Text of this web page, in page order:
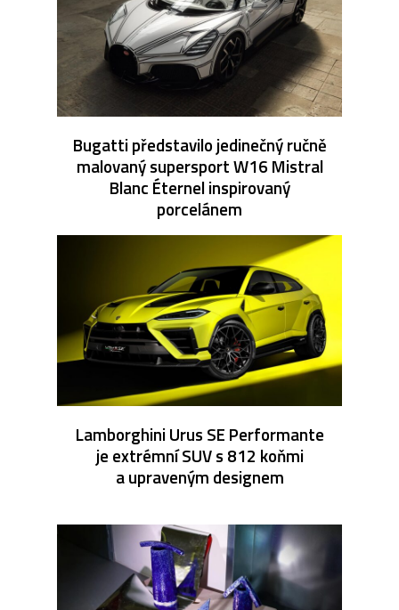
Bugatti představilo jedinečný ručně
malovaný supersport W16 Mistral
Blanc Éternel inspirovaný
porcelánem
Lamborghini Urus SE Performante
je extrémní SUV s 812 koňmi
a upraveným designem